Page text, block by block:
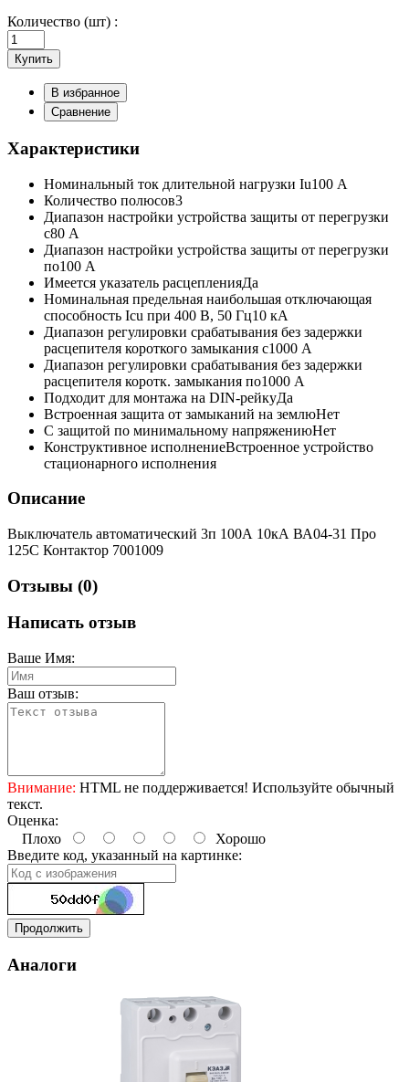
Количество (шт) :
Купить
В избранное
Сравнение
Характеристики
Номинальный ток длительной нагрузки Iu100 А
Количество полюсов3
Диапазон настройки устройства защиты от перегрузки
с80 А
Диапазон настройки устройства защиты от перегрузки
по100 А
Имеется указатель расцепленияДа
Номинальная предельная наибольшая отключающая
способность Icu при 400 В, 50 Гц10 кА
Диапазон регулировки срабатывания без задержки
расцепителя короткого замыкания с1000 А
Диапазон регулировки срабатывания без задержки
расцепителя коротк. замыкания по1000 А
Подходит для монтажа на DIN-рейкуДа
Встроенная защита от замыканий на землюНет
С защитой по минимальному напряжениюНет
Конструктивное исполнениеВстроенное устройство
стационарного исполнения
Описание
Выключатель автоматический 3п 100А 10кА ВА04-31 Про
125C Контактор 7001009
Отзывы (0)
Написать отзыв
Ваше Имя:
Ваш отзыв:
Внимание: HTML не поддерживается! Используйте обычный
текст.
Оценка:
Плохо
Хорошо
Введите код, указанный на картинке:
Продолжить
Аналоги